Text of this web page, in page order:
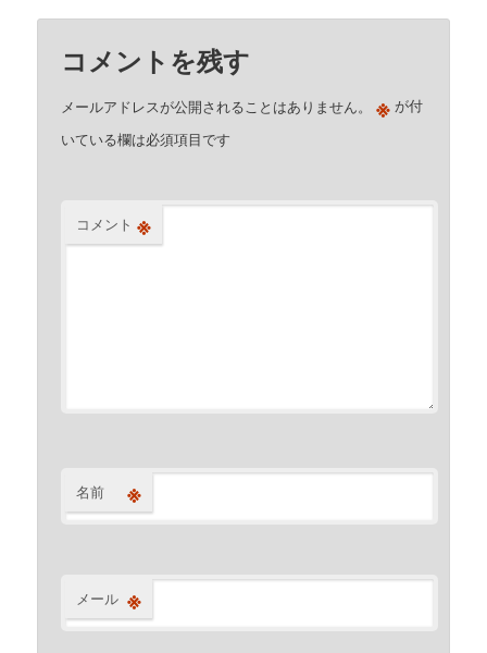
コメントを残す
メールアドレスが公開されることはありません。 ※ が付
いている欄は必須項目です
コメント ※
名前 ※
メール ※